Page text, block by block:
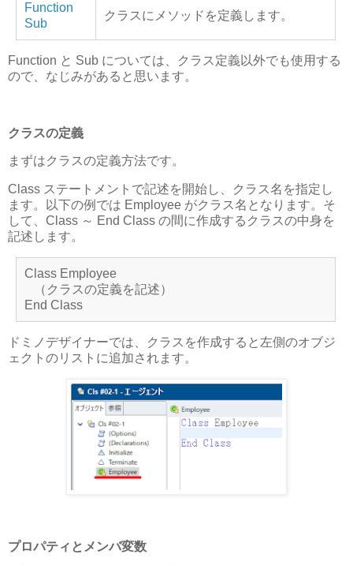
Function
Sub
クラスにメソッドを定義します。
Function と Sub については、クラス定義以外でも使用する
ので、なじみがあると思います。
クラスの定義
まずはクラスの定義方法です。
Class ステートメントで記述を開始し、クラス名を指定し
ます。以下の例では Employee がクラス名となります。そ
して、Class ～ End Class の間に作成するクラスの中身を
記述します。
Class Employee
（クラスの定義を記述）
End Class
ドミノデザイナーでは、クラスを作成すると左側のオブジ
ェクトのリストに追加されます。
プロパティとメンバ変数